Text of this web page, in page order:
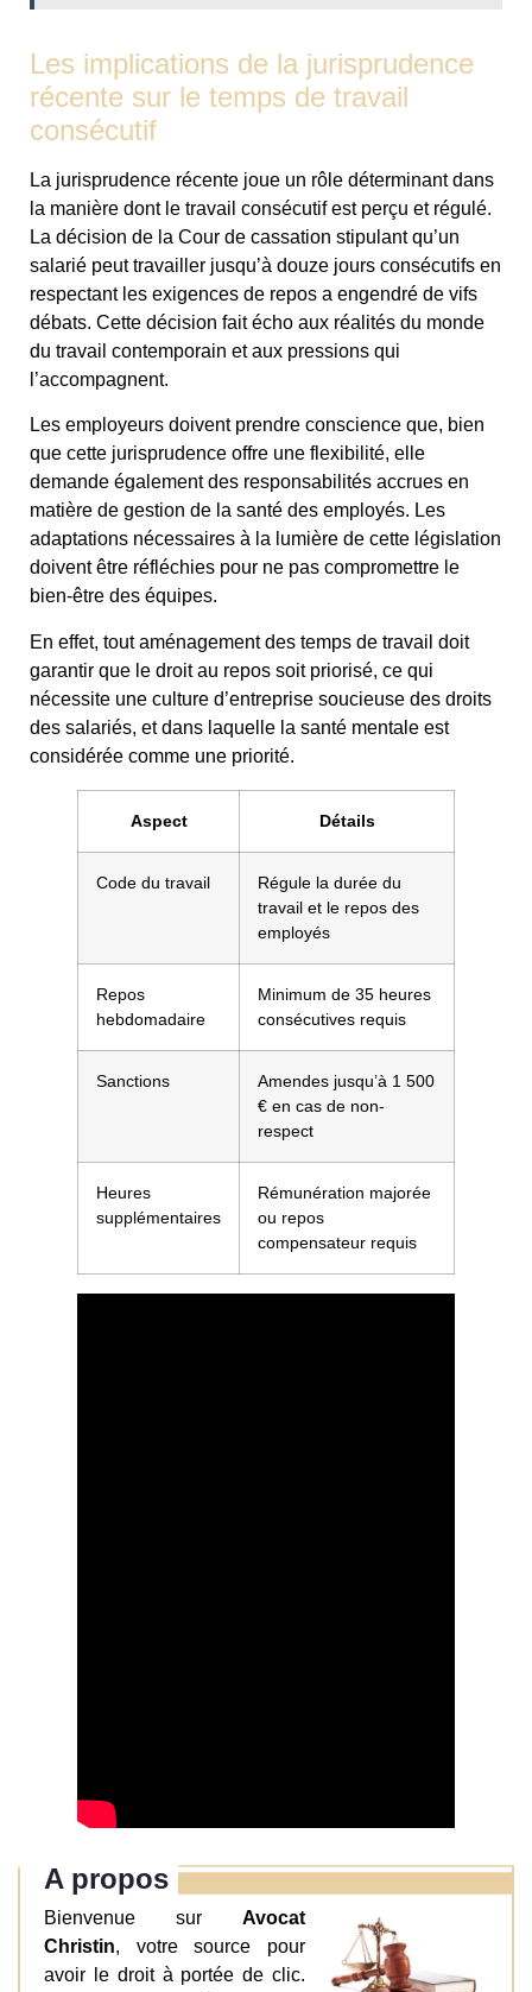
Les implications de la jurisprudence
récente sur le temps de travail
consécutif
La jurisprudence récente joue un rôle déterminant dans
la manière dont le travail consécutif est perçu et régulé.
La décision de la Cour de cassation stipulant qu’un
salarié peut travailler jusqu’à douze jours consécutifs en
respectant les exigences de repos a engendré de vifs
débats. Cette décision fait écho aux réalités du monde
du travail contemporain et aux pressions qui
l’accompagnent.
Les employeurs doivent prendre conscience que, bien
que cette jurisprudence offre une flexibilité, elle
demande également des responsabilités accrues en
matière de gestion de la santé des employés. Les
adaptations nécessaires à la lumière de cette législation
doivent être réfléchies pour ne pas compromettre le
bien-être des équipes.
En effet, tout aménagement des temps de travail doit
garantir que le droit au repos soit priorisé, ce qui
nécessite une culture d’entreprise soucieuse des droits
des salariés, et dans laquelle la santé mentale est
considérée comme une priorité.
Aspect Détails
Code du travail
Régule la durée du
travail et le repos des
employés
Repos
hebdomadaire
Minimum de 35 heures
consécutives requis
Sanctions
Amendes jusqu’à 1 500
€ en cas de non-
respect
Heures
supplémentaires
Rémunération majorée
ou repos
compensateur requis
A propos
Bienvenue sur Avocat
Christin, votre source pour
avoir le droit à portée de clic.